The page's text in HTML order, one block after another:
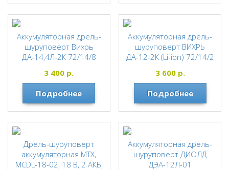
Аккумуляторная дрель-
шуруповерт Вихрь
ДА-14,4Л-2К 72/14/8
ВИХРЬ
3 400 р.
Подробнее
Аккумуляторная дрель-
шуруповерт ВИХРЬ
ДА-12-2К (Li-ion) 72/14/2
ВИХРЬ
3 600р.
Подробнее
Дрель-шуруповерт
аккумуляторная MTX,
MCDL-18-02, 18 В, 2 АКБ,
Аккумуляторная дрель-
шуруповерт ДИОЛД
ДЭА-12Л-01